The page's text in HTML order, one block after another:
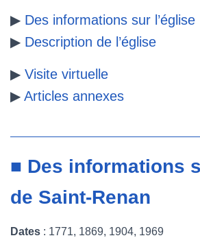
k s
t
▶ Des informations sur l’église
▶ Description de l’église
▶ Visite virtuelle
▶ Articles annexes
■ Des informations
de Saint-Renan
Dates : 1771, 1869, 1904, 1969